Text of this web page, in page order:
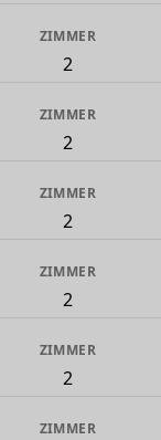
ZIMMER
2
ZIMMER
2
ZIMMER
2
ZIMMER
2
ZIMMER
2
ZIMMER